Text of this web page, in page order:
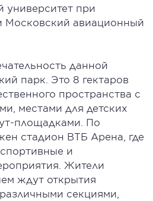
при
Московский авиационный
данной
парк. Это 8 гектаров
пространства с
местами для детских
площадками. По
стадион ВТБ Арена, где
и
Жители
ждут открытия
секциями,